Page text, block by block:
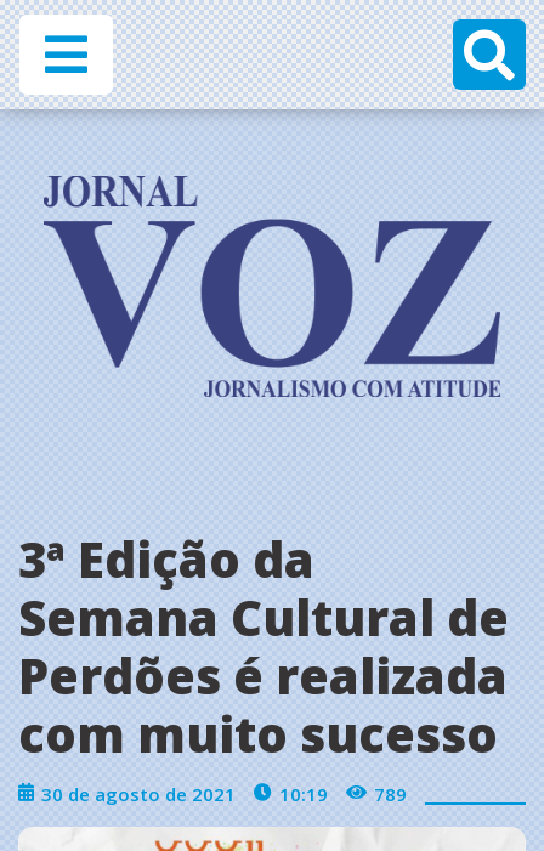
3ª Edição da
Semana Cultural de
Perdões é realizada
com muito sucesso
30 de agosto de 2021 10:19 789